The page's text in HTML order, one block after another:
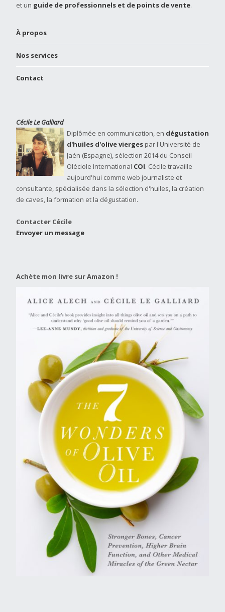
et un guide de professionnels et de points de vente.
À propos
Nos services
Contact
Cécile Le Galliard
Diplômée en communication, en dégustation
d'huiles d'olive vierges par l'Université de
Jaén (Espagne), sélection 2014 du Conseil
Oléciole International COI. Cécile travaille
aujourd'hui comme web journaliste et
consultante, spécialisée dans la sélection d'huiles, la création
de caves, la formation et la dégustation.
Contacter Cécile
Envoyer un message
Achète mon livre sur Amazon !